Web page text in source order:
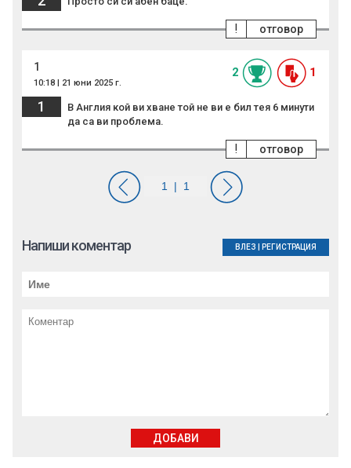
отговор
!
1
10:18 | 21 юни 2025 г.
2 1
1
В Англия кой ви хване той не ви е бил тея 6 минути
да са ви проблема.
отговор
!
Напиши коментар ВЛЕЗ РЕГИСТРАЦИЯ
ДОБАВИ